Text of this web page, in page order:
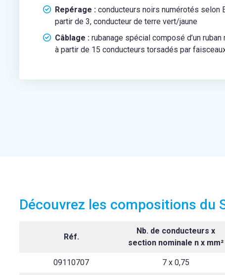
Repérage :conducteurs noirs numérotés selon
partir de 3, conducteur de terre vert/jaune
Câblage : rubanage spécial composé d’un
à partir de 15 conducteurs torsadés par
Découvrez les compositions du
Réf.
Nb. de conducteurs x
section nominale n x mm²
09110707 7 x 0,75